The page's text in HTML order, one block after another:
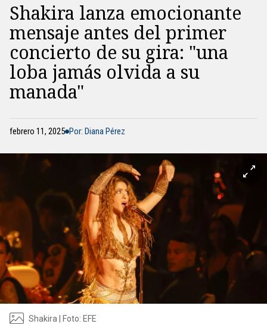
Shakira lanza emocionante
mensaje antes del primer
concierto de su gira: "una
loba jamás olvida a su
manada"
febrero 11, 2025 Por: Diana Pérez
Shakira | Foto: EFE